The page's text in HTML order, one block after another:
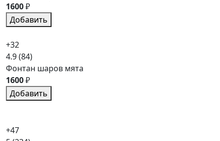
1600₽
Добавить
+32
4.9(84)
Фонтан шаров мята
1600₽
Добавить
+47